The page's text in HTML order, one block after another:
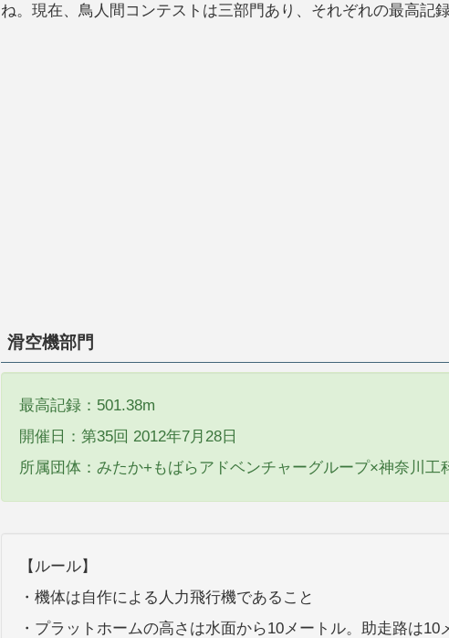
ね。現在、鳥人間コンテストは三部門あり、それぞれの最高記
滑空機部門
最高記録：501.38m
開催日：第35回 2012年7月28日
所属団体：みたか+もばらアドベンチャーグループ×神奈川工
【ルール】
・機体は自作による人力飛行機であること
・プラットホームの高さは水面から10メートル。助走路は